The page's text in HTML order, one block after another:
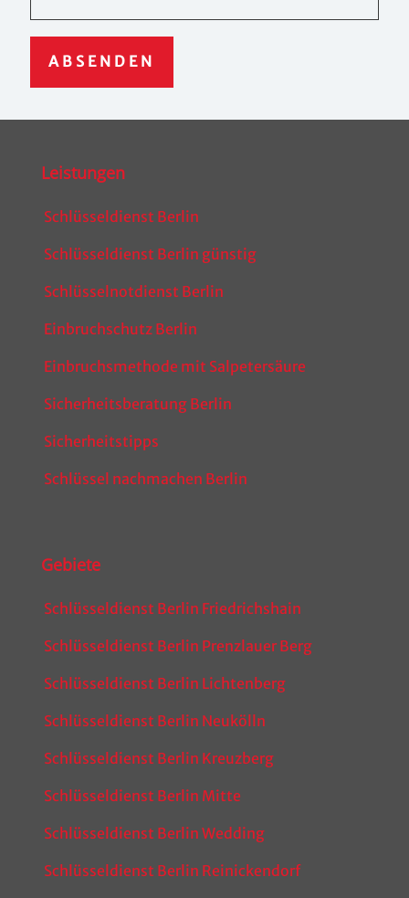
Leistungen
Schlüsseldienst Berlin
Schlüsseldienst Berlin günstig
Schlüsselnotdienst Berlin
Einbruchschutz Berlin
Einbruchsmethode mit Salpetersäure
Sicherheitsberatung Berlin
Sicherheitstipps
Schlüssel nachmachen Berlin
Gebiete
Schlüsseldienst Berlin Friedrichshain
Schlüsseldienst Berlin Prenzlauer Berg
Schlüsseldienst Berlin Lichtenberg
Schlüsseldienst Berlin Neukölln
Schlüsseldienst Berlin Kreuzberg
Schlüsseldienst Berlin Mitte
Schlüsseldienst Berlin Wedding
Schlüsseldienst Berlin Reinickendorf